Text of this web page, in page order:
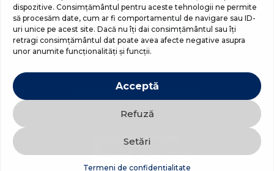
dispozitive. Consimțământul pentru aceste tehnologii ne permite
să procesăm date, cum ar fi comportamentul de navigare sau ID-
uri unice pe acest site. Dacă nu îți dai consimțământul sau îți
retragi consimțământul dat poate avea afecte negative asupra
unor anumite funcționalități și funcții.
Acceptă
Refuză
Setări
Termeni de confidențialitate
Toate drepturile sunt rezervate.
Folosim plată sigură
Contactează-ne